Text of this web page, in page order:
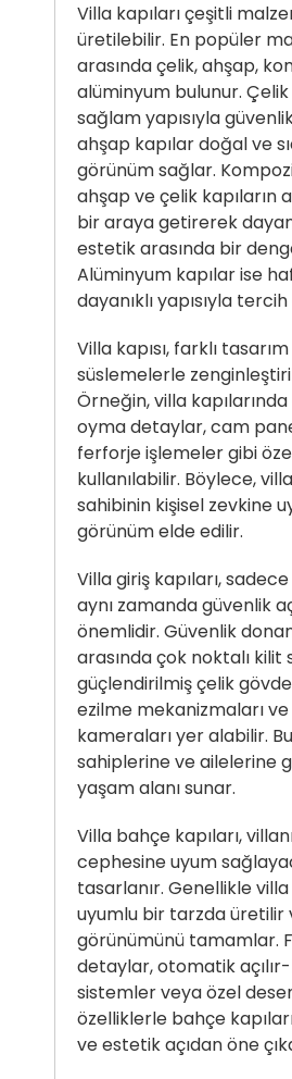
Villa kapıları çeşitli
üretilebilir. En popüler
arasında çelik, ahşap,
alüminyum bulunur. Çelik
sağlam yapısıyla
ahşap kapılar doğal ve
görünüm sağlar.
ahşap ve çelik kapıların
bir araya getirerek
estetik arasında bir
Alüminyum kapılar ise
dayanıklı yapısıyla
Villa kapısı, farklı
süslemelerle
Örneğin, villa
oyma detaylar, cam
ferforje işlemeler gibi
kullanılabilir. Böylece,
sahibinin kişisel zevkine
görünüm elde edilir.
Villa giriş kapıları,
aynı zamanda güvenlik
önemlidir. Güvenlik
arasında çok noktalı kilit
güçlendirilmiş çelik
ezilme mekanizmaları
kameraları yer alabilir.
sahiplerine ve ailelerine
yaşam alanı sunar.
Villa bahçe kapıları,
cephesine uyum
tasarlanır. Genellikle villa
uyumlu bir tarzda üretilir
görünümünü tamamlar.
detaylar, otomatik
sistemler veya özel
özelliklerle bahçe
ve estetik açıdan öne